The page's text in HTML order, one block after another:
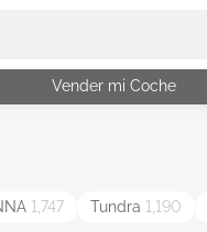
Vender mi Coche
1,747 Tundra 1,190